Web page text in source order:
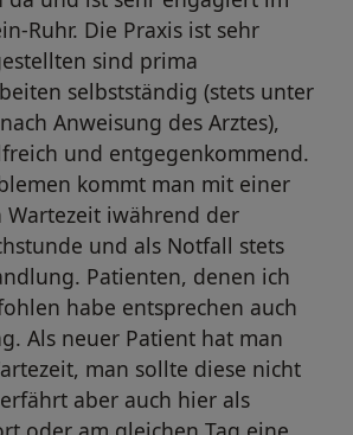
Ruhr. Die Praxis ist sehr
sind prima
selbstständig (stets unter
Anweisung des Arztes),
und entgegenkommend.
kommt man mit einer
Wartezeit iwährend der
und als Notfall stets
Patienten, denen ich
habe entsprechen auch
Als neuer Patient hat man
man sollte diese nicht
aber auch hier als